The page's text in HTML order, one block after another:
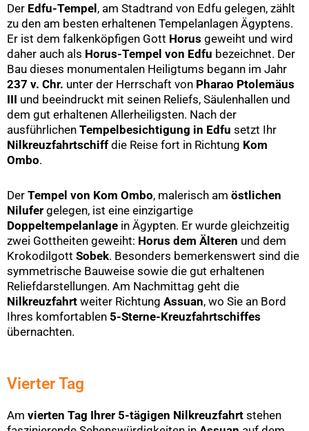
Der Edfu-Tempel, am Stadtrand von Edfu gelegen, zählt
zu den am besten erhaltenen Tempelanlagen Ägyptens.
Er ist dem falkenköpfigen Gott Horus geweiht und wird
daher auch als Horus-Tempel von Edfu bezeichnet. Der
Bau dieses monumentalen Heiligtums begann im Jahr
237 v. Chr. unter der Herrschaft von Pharao Ptolemäus
III und beeindruckt mit seinen Reliefs, Säulenhallen und
dem gut erhaltenen Allerheiligsten. Nach der
ausführlichen Tempelbesichtigung in Edfu setzt Ihr
Nilkreuzfahrtschiff die Reise fort in Richtung Kom
Ombo.
Der Tempel von Kom Ombo, malerisch am östlichen
Nilufer gelegen, ist eine einzigartige
Doppeltempelanlage in Ägypten. Er wurde gleichzeitig
zwei Gottheiten geweiht: Horus dem Älteren und dem
Krokodilgott Sobek. Besonders bemerkenswert sind die
symmetrische Bauweise sowie die gut erhaltenen
Reliefdarstellungen. Am Nachmittag geht die
Nilkreuzfahrt weiter Richtung Assuan, wo Sie an Bord
Ihres komfortablen 5-Sterne-Kreuzfahrtschiffes
übernachten.
Vierter Tag
Am vierten Tag Ihrer 5-tägigen Nilkreuzfahrt stehen